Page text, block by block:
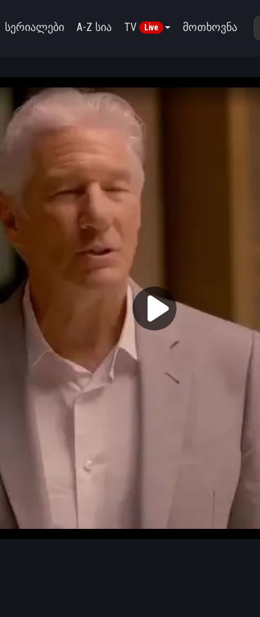
სერიალები A-Z სია TV Live მოთხოვნა